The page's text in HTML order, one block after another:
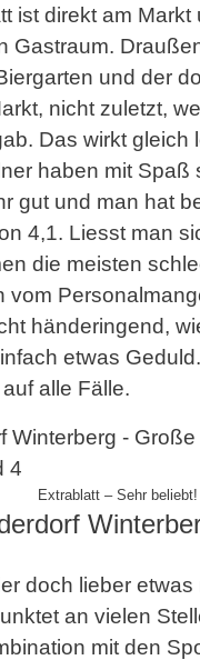
ist direkt am Markt
Gastraum.
und der
nicht zuletzt,
Das wirkt gleich
haben mit Spaß
gut und man hat
4,1. Liesst man
die meisten
vom
händeringend,
etwas
alle Fälle.
Extrablatt – Sehr beliebt!
doch lieber etwas
an vielen
mit den